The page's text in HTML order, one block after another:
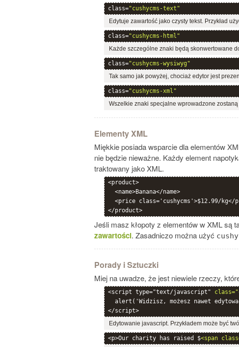
class="cushycms-text"
Edytuje zawartość jako czysty tekst. Przykład
class="cushycms-html"
Każde szczególne znaki będą skonwertowane
class="cushycms-wysiwyg"
Tak samo jak powyżej, chociaż edytor jest
class="cushycms-xml"
Wszelkie znaki specjalne wprowadzone
Elementy XML
Miękkie posiada wsparcie dla elementów
nie będzie nieważne. Każdy element
traktowany jako XML.
<product>
  <name>Banana</name>
<price class='cushycms'>$12.99/kg</
Jeśli masz kłopoty z elementów w XML są
zawartości. Zasadniczo można użyć
Porady i Sztuczki
Miej na uwadze, że jest niewiele rzeczy,
<script type="text/javascript"
alert('Widzisz, możesz nawet
Edytowanie javascript. Przykładem może być
<p>Our charity has raised $<span